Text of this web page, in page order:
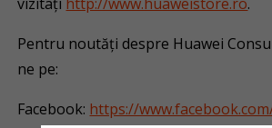
Pentru noutăți despre Huawei
ne pe:
Facebook: https://